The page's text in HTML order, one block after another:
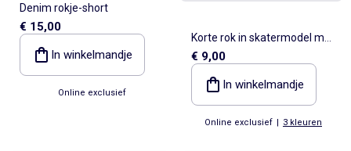
Denim rokje-short
€ 15,00
In winkelmandje
Online exclusief
Korte rok in skatermodel met
geïntegreerde short
€ 9,00
In winkelmandje
Online exclusief | 3 kleuren